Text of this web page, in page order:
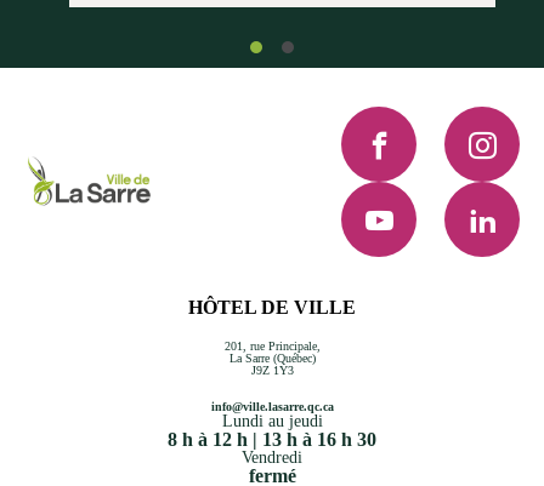
HÔTEL DE VILLE
201, rue Principale,
La Sarre (Québec)
J9Z 1Y3
info@ville.lasarre.qc.ca
Lundi au jeudi
8 h à 12 h | 13 h à 16 h 30
Vendredi
fermé
Facebook
YouTube